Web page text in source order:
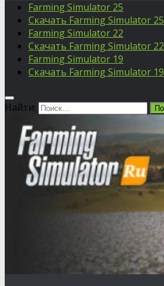
Farming Simulator 25
Скачать Farming Simulator 25
Farming Simulator 22
Скачать Farming Simulator 22
Farming Simulator 19
Скачать Farming Simulator 19
Найти: